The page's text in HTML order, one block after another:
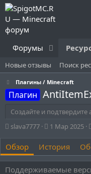
Форумы
Новые отзывы Поиск
Плагины / Minecraft
Плагин
Создайте и подтвердите
А
т
о
р
slava7777
Д
т
а
с
о
1 Мар 2025
Обзор История
Поддерживаемые